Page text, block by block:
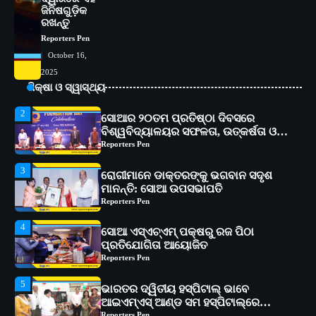
ଜିନିଷଗୁଡ଼ିକ
ରଖନ୍ତୁ
Reporters Pen
October 16,
2025
ଶିକ୍ଷା ଓ ସ୍ୱାସ୍ଥ୍ୟ
1
ବିଶ୍ୱବିଦ୍ୟାଳୟର ସଫଳତା, ଉତ୍କର୍ଷତା ଓ
3
ରୋଗୀମାନେ ଡାକ୍ତରଙ୍କୁ ଭଗବାନ ସଦୃଶ
ମାନନ୍ତି: ସୋଆ ଉପସଭାପତି
4
ସୋଆ ଏସ୍‌ଏଚ୍‌ଏମ୍ ପକ୍ଷରୁ ରଜ ପିଠା
ପ୍ରତିଯୋଗିତା ଆୟୋଜିତ
5
ଭାରତର ଦ୍ୱିତୀୟ ହସ୍ପିଟାଲ୍ ଭାବେ
ଆଇଏମ୍‌ଏସ୍ ଆଣ୍ଡ ସମ ହସ୍ପିଟାଲ୍‌ରେ
1
ସୋଆ ପକ୍ଷରୁ ରାୱେ କାର୍ଯ୍ୟକ୍ରମ ଅଧୀନରେ